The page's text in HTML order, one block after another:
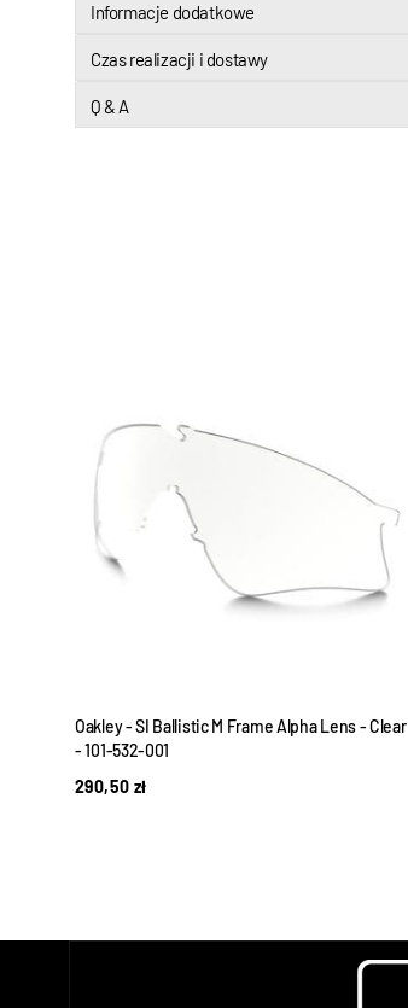
Informacje dodatkowe
Czas realizacji i dostawy
Q & A
Oakley - SI Ballistic M Frame Alpha Lens - Clear
- 101-532-001
290,50 zł